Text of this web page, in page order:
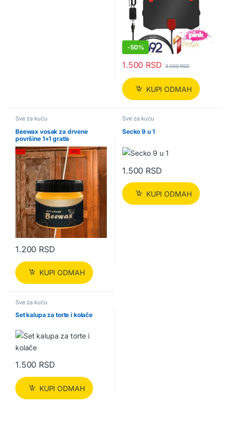
-50%
1.500 RSD 3.000RSD
KUPI ODMAH
Sve za kuću
Beewax vosak za drvene
površine 1+1 gratis
1.200 RSD
KUPI ODMAH
Sve za kuću
Secko 9 u 1
1.500 RSD
KUPI ODMAH
Sve za kuću
Set kalupa za torte i kolače
1.500 RSD
KUPI ODMAH